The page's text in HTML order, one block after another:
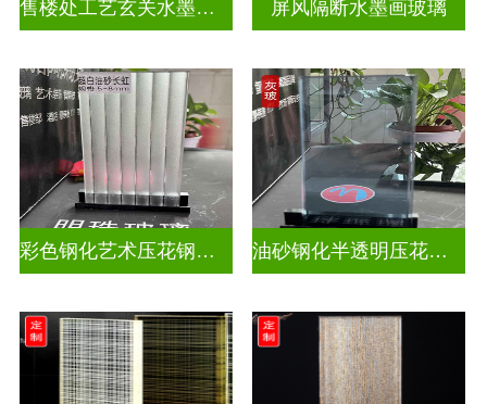
售楼处工艺玄关水墨山水画玻璃 屏风隔断水墨画玻璃
彩色钢化艺术压花钢化玻璃 油砂钢化半透明压花玻璃